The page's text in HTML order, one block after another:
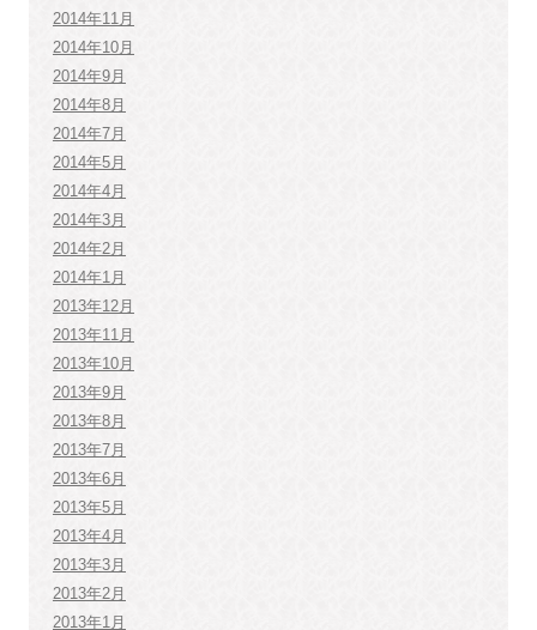
2014年11月
2014年10月
2014年9月
2014年8月
2014年7月
2014年5月
2014年4月
2014年3月
2014年2月
2014年1月
2013年12月
2013年11月
2013年10月
2013年9月
2013年8月
2013年7月
2013年6月
2013年5月
2013年4月
2013年3月
2013年2月
2013年1月